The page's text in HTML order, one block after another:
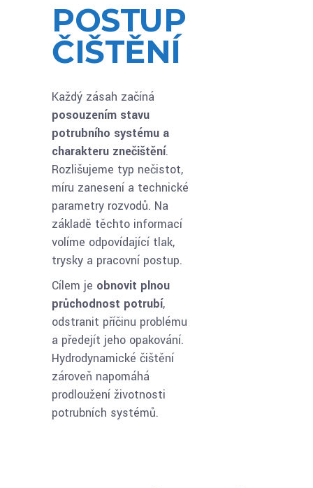
POSTUP
ČIŠTĚNÍ
Každý zásah začíná
posouzením stavu
potrubního systému a
charakteru znečištění.
Rozlišujeme typ nečistot,
míru zanesení a technické
parametry rozvodů. Na
základě těchto informací
volíme odpovídající tlak,
trysky a pracovní postup.
Cílem je obnovit plnou
průchodnost potrubí,
odstranit příčinu problému
a předejít jeho opakování.
Hydrodynamické čištění
zároveň napomáhá
prodloužení životnosti
potrubních systémů.